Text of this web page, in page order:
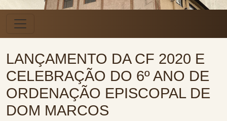
LANÇAMENTO DA CF 2020 E
CELEBRAÇÃO DO 6º ANO DE
ORDENAÇÃO EPISCOPAL DE
DOM MARCOS